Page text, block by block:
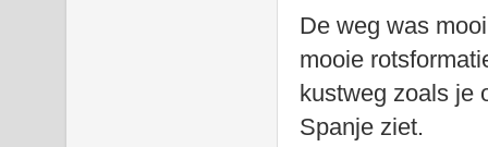
De weg was
mooie
kustweg zoals je
Spanje ziet.